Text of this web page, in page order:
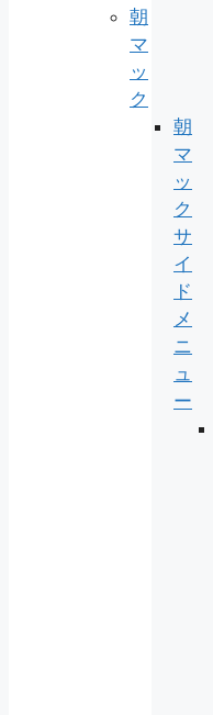
朝
マ
ッ
ク
朝
マ
ッ
ク
サ
イ
ド
メ
ニ
ュ
ー